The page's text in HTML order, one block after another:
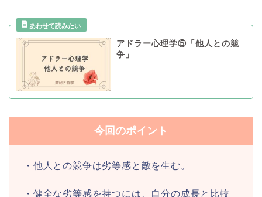
アドラー心理学⑤「他人との競
争」
今回のポイント
・他人との競争は劣等感と敵を生む。
・健全な劣等感を持つには、自分の成長と比較